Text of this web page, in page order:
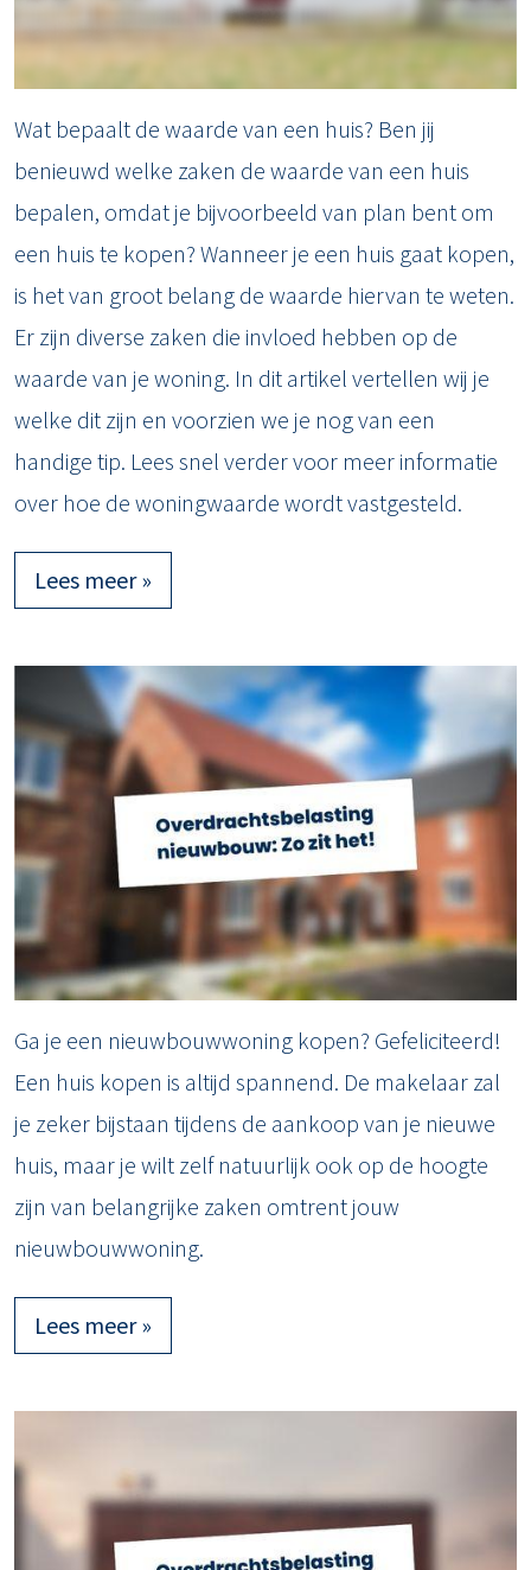
Wat bepaalt de waarde van een huis? Ben jij
benieuwd welke zaken de waarde van een huis
bepalen, omdat je bijvoorbeeld van plan bent om
een huis te kopen? Wanneer je een huis gaat kopen,
is het van groot belang de waarde hiervan te weten.
Er zijn diverse zaken die invloed hebben op de
waarde van je woning. In dit artikel vertellen wij je
welke dit zijn en voorzien we je nog van een
handige tip. Lees snel verder voor meer informatie
over hoe de woningwaarde wordt vastgesteld.
Lees meer »
Ga je een nieuwbouwwoning kopen? Gefeliciteerd!
Een huis kopen is altijd spannend. De makelaar zal
je zeker bijstaan tijdens de aankoop van je nieuwe
huis, maar je wilt zelf natuurlijk ook op de hoogte
zijn van belangrijke zaken omtrent jouw
nieuwbouwwoning.
Lees meer »